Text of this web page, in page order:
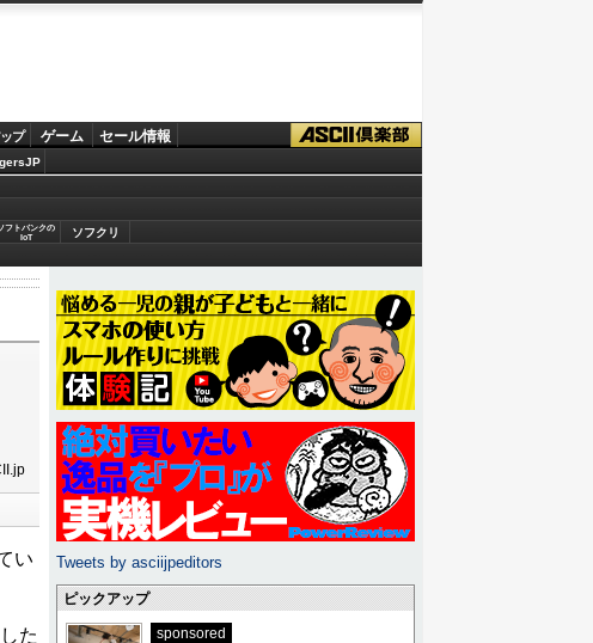
プ ゲーム セール情報
フトバンクの
IoT
ソフクリ
い
た
Tweets by asciijpeditors
ピックアップ
sponsored